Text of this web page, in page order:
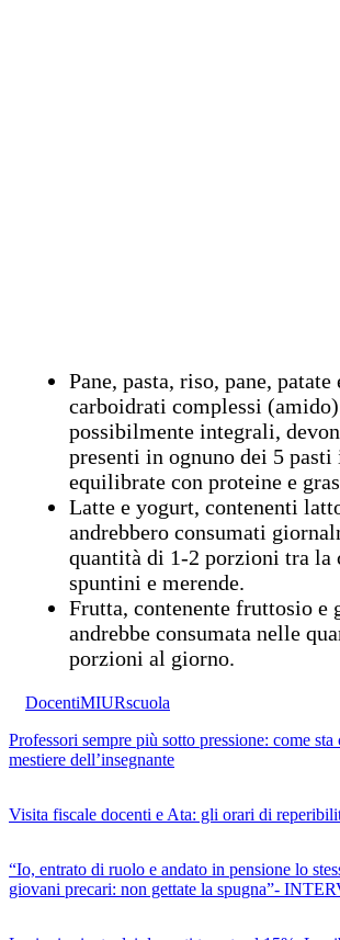
Pane, pasta, riso, pane,
carboidrati complessi
possibilmente integrali,
presenti in ognuno dei 5 pasti
equilibrate con proteine e
Latte e yogurt, contenenti
andrebbero consumati
quantità di 1-2 porzioni tra la
spuntini e merende.
Frutta, contenente fruttosio e
andrebbe consumata nelle
porzioni al giorno.
DocentiMIURscuola
Professori sempre più sotto pressione: come
mestiere dell’insegnante
Visita fiscale docenti e Ata: gli orari di
“Io, entrato di ruolo e andato in pensione lo
giovani precari: non gettate la spugna”-